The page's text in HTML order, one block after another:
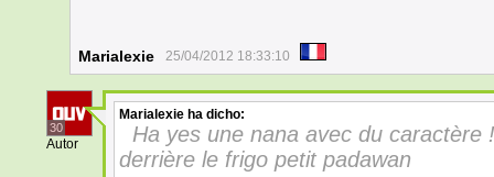
Marialexie 25/04/2012 18:33:10
30
Autor
Marialexie ha dicho:
Ha yes une nana avec du
derrière le frigo petit padawan